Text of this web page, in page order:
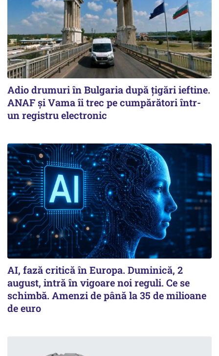
Adio drumuri în Bulgaria după țigări ieftine.
ANAF și Vama îi trec pe cumpărători într-
un registru electronic
AI, fază critică în Europa. Duminică, 2
august, intră în vigoare noi reguli. Ce se
schimbă. Amenzi de până la 35 de milioane
de euro